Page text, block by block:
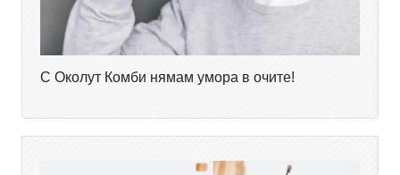
С Околут Комби нямам умора в очите!